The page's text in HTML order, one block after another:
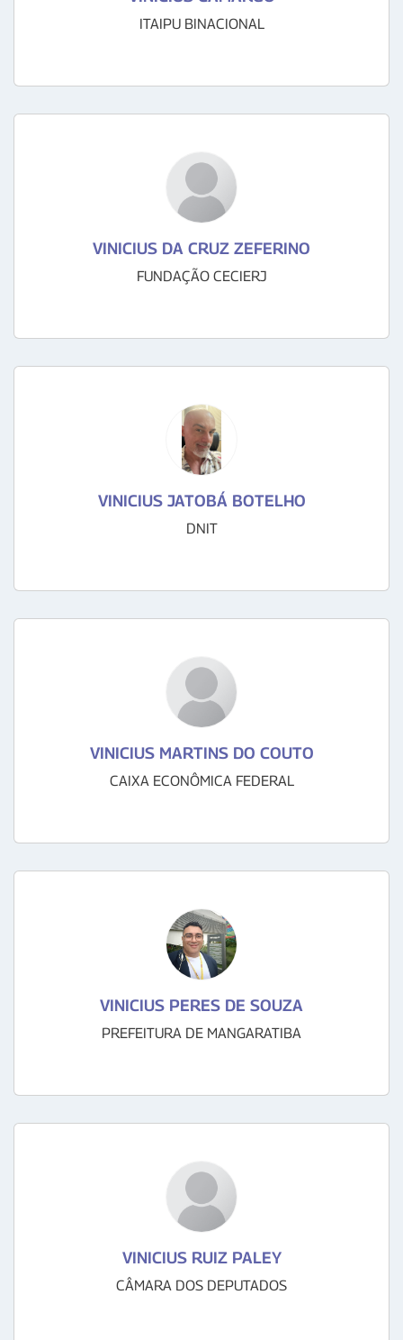
ITAIPU BINACIONAL
VINICIUS DA CRUZ ZEFERINO
FUNDAÇÃO CECIERJ
VINICIUS JATOBÁ BOTELHO
DNIT
VINICIUS MARTINS DO COUTO
CAIXA ECONÔMICA FEDERAL
VINICIUS PERES DE SOUZA
PREFEITURA DE MANGARATIBA
VINICIUS RUIZ PALEY
CÂMARA DOS DEPUTADOS